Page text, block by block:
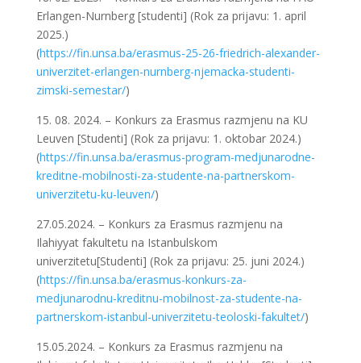
Erlangen-Nurnberg [studenti] (Rok za prijavu: 1. april
2025.)
(https://fin.unsa.ba/erasmus-25-26-friedrich-alexander-
univerzitet-erlangen-nurnberg-njemacka-studenti-
zimski-semestar/)
15. 08. 2024. – Konkurs za Erasmus razmjenu na KU
Leuven [Studenti] (Rok za prijavu: 1. oktobar 2024.)
(https://fin.unsa.ba/erasmus-program-medjunarodne-
kreditne-mobilnosti-za-studente-na-partnerskom-
univerzitetu-ku-leuven/)
27.05.2024. – Konkurs za Erasmus razmjenu na
Ilahiyyat fakultetu na Istanbulskom
univerzitetu[Studenti] (Rok za prijavu: 25. juni 2024.)
(https://fin.unsa.ba/erasmus-konkurs-za-
medjunarodnu-kreditnu-mobilnost-za-studente-na-
partnerskom-istanbul-univerzitetu-teoloski-fakultet/)
15.05.2024. – Konkurs za Erasmus razmjenu na